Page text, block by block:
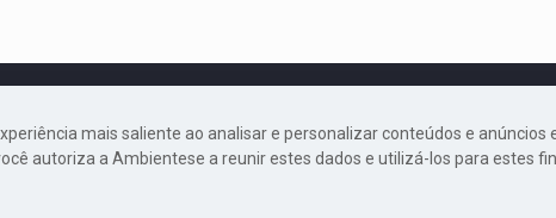
mais saliente ao analisar e personalizar conteúdos e anúncios
autoriza a Ambientese a reunir estes dados e utilizá-los para estes